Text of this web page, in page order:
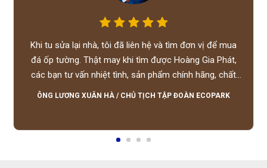
Khi tu sửa lại nhà, tôi đã liên hệ và tìm đơn vị để mua
đá ốp tường. Thật may khi tìm được Hoàng Gia Phát,
các bạn tư vấn nhiệt tình, sản phẩm chính hãng, chất
lượng tốt, giá hợp lý, hỗ trợ tận tình.
ÔNG LƯƠNG XUÂN HÀ / CHỦ TỊCH TẬP ĐOÀN ECOPARK